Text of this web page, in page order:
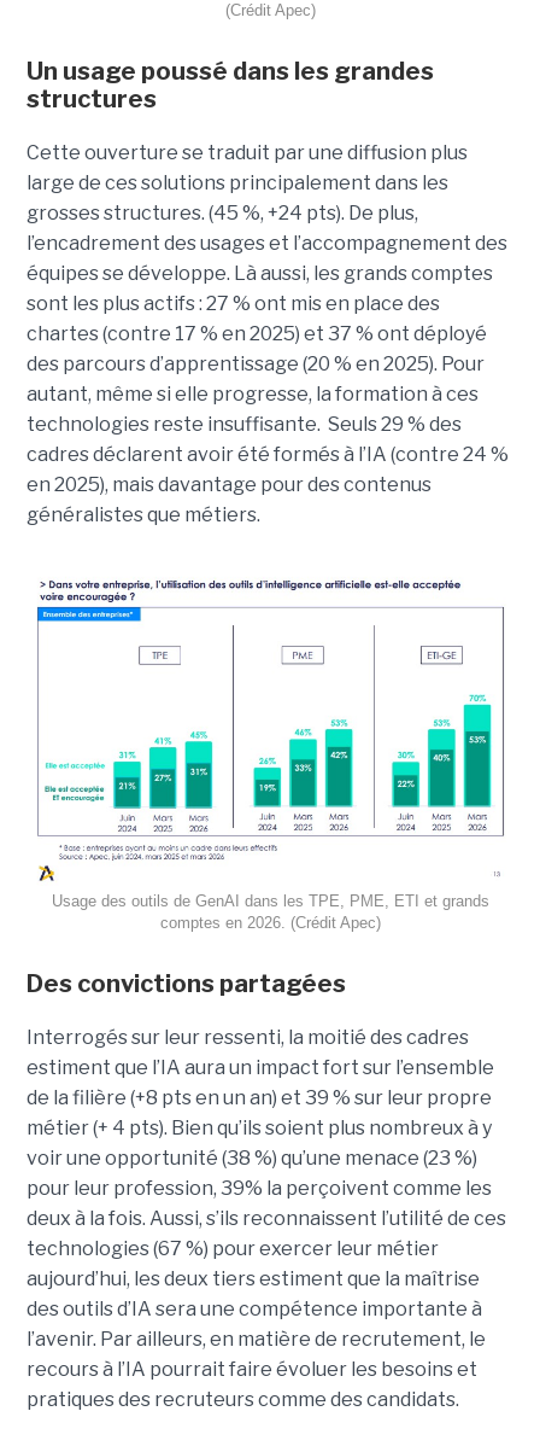
(Crédit Apec)
Un usage poussé dans les grandes
structures
Cette ouverture se traduit par une diffusion plus
large de ces solutions principalement dans les
grosses structures. (45 %, +24 pts). De plus,
l’encadrement des usages et l’accompagnement des
équipes se développe. Là aussi, les grands comptes
sont les plus actifs : 27 % ont mis en place des
chartes (contre 17 % en 2025) et 37 % ont déployé
des parcours d’apprentissage (20 % en 2025). Pour
autant, même si elle progresse, la formation à ces
technologies reste insuffisante. Seuls 29 % des
cadres déclarent avoir été formés à l’IA (contre 24 %
en 2025), mais davantage pour des contenus
généralistes que métiers.
Usage des outils de GenAI dans les TPE, PME, ETI et grands
comptes en 2026. (Crédit Apec)
Des convictions partagées
Interrogés sur leur ressenti, la moitié des cadres
estiment que l’IA aura un impact fort sur l’ensemble
de la filière (+8 pts en un an) et 39 % sur leur propre
métier (+ 4 pts). Bien qu’ils soient plus nombreux à y
voir une opportunité (38 %) qu’une menace (23 %)
pour leur profession, 39% la perçoivent comme les
deux à la fois. Aussi, s’ils reconnaissent l’utilité de ces
technologies (67 %) pour exercer leur métier
aujourd’hui, les deux tiers estiment que la maîtrise
des outils d’IA sera une compétence importante à
l’avenir. Par ailleurs, en matière de recrutement, le
recours à l’IA pourrait faire évoluer les besoins et
pratiques des recruteurs comme des candidats.